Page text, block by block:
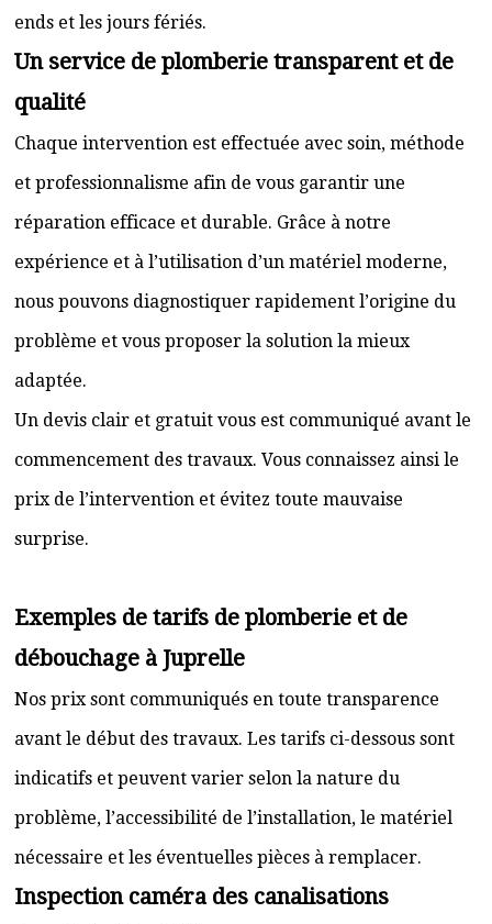
ends et les jours fériés.
Un service de plomberie transparent et de
qualité
Chaque intervention est effectuée avec soin, méthode
et professionnalisme afin de vous garantir une
réparation efficace et durable. Grâce à notre
expérience et à l’utilisation d’un matériel moderne,
nous pouvons diagnostiquer rapidement l’origine du
problème et vous proposer la solution la mieux
adaptée.
Un devis clair et gratuit vous est communiqué avant le
commencement des travaux. Vous connaissez ainsi le
prix de l’intervention et évitez toute mauvaise
surprise.
Exemples de tarifs de plomberie et de
débouchage à Juprelle
Nos prix sont communiqués en toute transparence
avant le début des travaux. Les tarifs ci-dessous sont
indicatifs et peuvent varier selon la nature du
problème, l’accessibilité de l’installation, le matériel
nécessaire et les éventuelles pièces à remplacer.
Inspection caméra des canalisations